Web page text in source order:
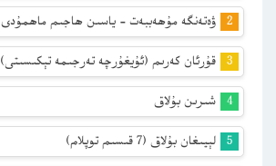
ۋەتەنگە مۇھەببەت – ياسىن ھاجىم ماھمۇدى
قۇرئان كەرىم (ئۇيغۇرچە تەرجىمە تېكىسىتى)
شىرىن بۇلاق
لېيىغان بۇلاق (7 قىسىم توپلام)